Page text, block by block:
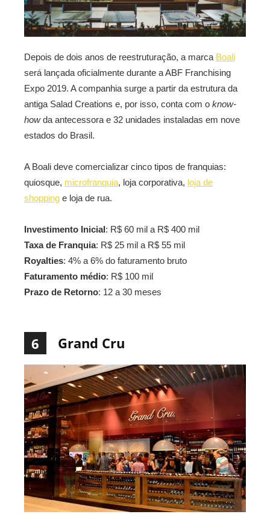
Depois de dois anos de reestruturação, a marca Boali
será lançada oficialmente durante a ABF Franchising
Expo 2019. A companhia surge a partir da estrutura da
antiga Salad Creations e, por isso, conta com o know-
howda antecessora e 32 unidades instaladas em nove
estados do Brasil.
A Boali deve comercializar cinco tipos de franquias:
quiosque, microfranquia, loja corporativa, loja de
shopping e loja de rua.
Investimento Inicial: R$ 60 mil a R$ 400 mil
Taxa de Franquia: R$ 25 mil a R$ 55 mil
Royalties: 4% a 6% do faturamento bruto
Faturamento médio: R$ 100 mil
Prazo de Retorno: 12 a 30 meses
6 Grand Cru